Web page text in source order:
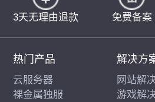
3天无理由退款 免费备案
热门产品
云服务器
裸金属独服
解决方
网站解
游戏解